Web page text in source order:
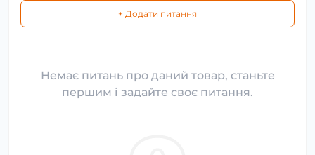
+ Додати питання
Немає питань про даний товар, станьте
першим і задайте своє питання.